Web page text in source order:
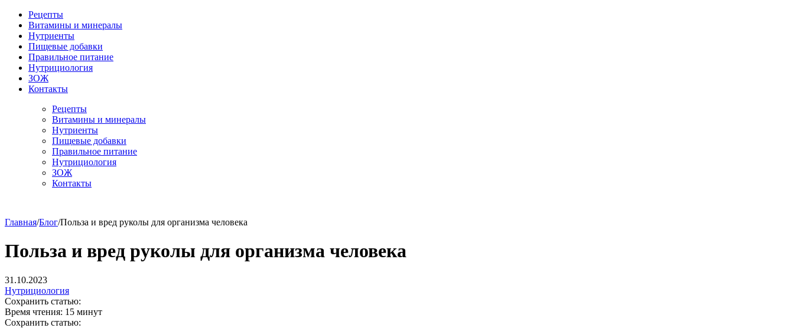
Рецепты
Витамины и минералы
Нутриенты
Пищевые добавки
Правильное питание
Нутрициология
ЗОЖ
Контакты
Рецепты
Витамины и минералы
Нутриенты
Пищевые добавки
Правильное питание
Нутрициология
ЗОЖ
Контакты
Главная/Блог/Польза и вред руколы для организма человека
Польза и вред руколы для организма человека
31.10.2023
Нутрициология
Сохранить статью:
Время чтения: 15 минут
Сохранить статью: